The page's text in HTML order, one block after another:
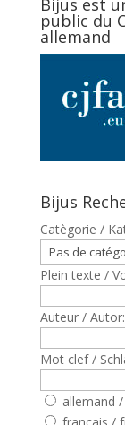
Bijus est
public du
allemand
Bijus
Catègorie /
Plein texte /
Auteur / Autor:
Mot clef /
allemand